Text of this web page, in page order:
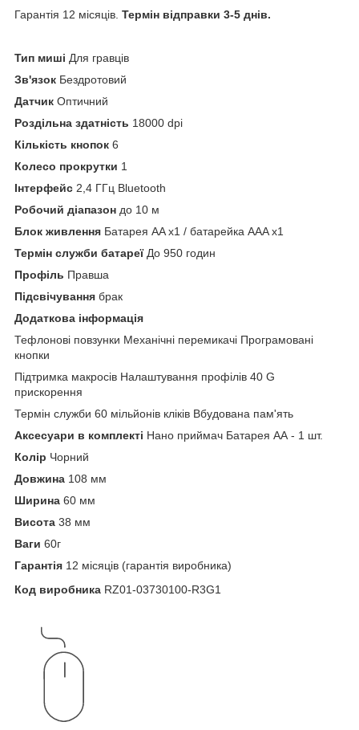
Гарантія 12 місяців. Термін відправки 3-5 днів.
Тип миші Для гравців
Зв'язок Бездротовий
Датчик Оптичний
Роздільна здатність 18000 dpi
Кількість кнопок 6
Колесо прокрутки 1
Інтерфейс 2,4 ГГц Bluetooth
Робочий діапазон до 10 м
Блок живлення Батарея AA x1 / батарейка AAA x1
Термін служби батареї До 950 годин
Профіль Правша
Підсвічування брак
Додаткова інформація
Тефлонові повзунки Механічні перемикачі Програмовані
кнопки
Підтримка макросів Налаштування профілів 40 G
прискорення
Термін служби 60 мільйонів кліків Вбудована пам'ять
Аксесуари в комплекті Нано приймач Батарея АА - 1 шт.
Колір Чорний
Довжина 108 мм
Ширина 60 мм
Висота 38 мм
Ваги 60г
Гарантія 12 місяців (гарантія виробника)
Код виробника RZ01-03730100-R3G1